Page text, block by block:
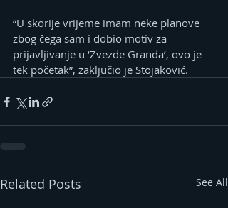
“U skorije vrijeme imam neke planove
zbog čega sam i dobio motiv za
prijavljivanje u ‘Zvezde Granda’, ovo je
tek početak”, zaključio je Stojaković.
Related Posts See All